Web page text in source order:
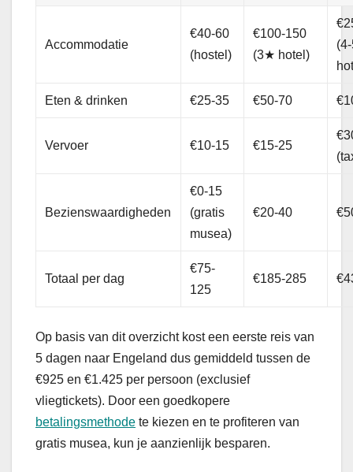
Accommodatie
€40-60
(hostel)
€100-150
(3★ hotel)
Eten & drinken €25-35 €50-70
Vervoer €10-15 €15-25
Bezienswaardigheden
€0-15
(gratis
musea)
€20-40
Totaal per dag
€75-
125
€185-285
Op basis van dit overzicht kost een eerste reis van
5 dagen naar Engeland dus gemiddeld tussen de
€925 en €1.425 per persoon (exclusief
vliegtickets). Door een goedkopere
betalingsmethode te kiezen en te profiteren van
gratis musea, kun je aanzienlijk besparen.